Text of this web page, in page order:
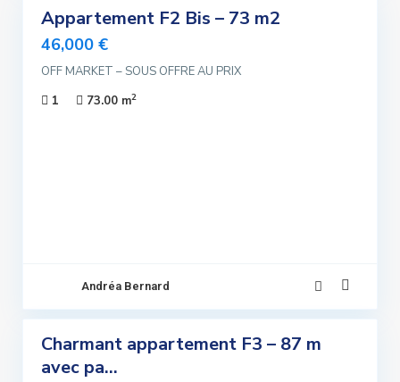
Appartement F2 Bis – 73 m2
46,000 €
OFF MARKET – SOUS OFFRE AU PRIX
1
73.00 m2
Andréa Bernard
Charmant appartement F3 – 87 m
avec pa...